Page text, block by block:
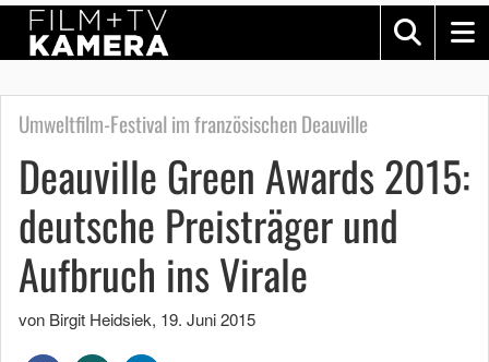
Umweltfilm-Festival im französischen Deauville
Deauville Green Awards 2015:
deutsche Preisträger und
Aufbruch ins Virale
von Birgit Heidsiek, 19. Juni 2015